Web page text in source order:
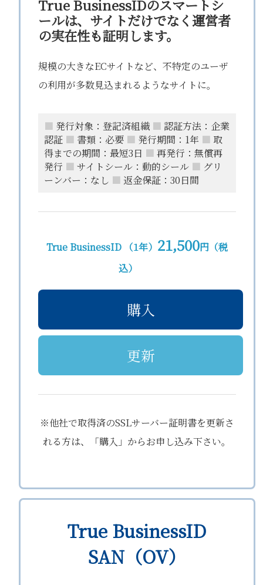
True BusinessIDのスマートシ
ールは、サイトだけでなく運営者
の実在性も証明します。
規模の大きなECサイトなど、不特定のユーザ
の利用が多数見込まれるようなサイトに。
■ 発行対象：登記済組織 ■ 認証方法：企業
認証 ■ 書類：必要 ■ 発行期間：1年 ■ 取
得までの期間：最短3日 ■ 再発行：無償再
発行 ■ サイトシール：動的シール ■ グリ
ーンバー：なし ■ 返金保証：30日間
True BusinessID （1年） 21,500円（税
込）
購入
更新
※他社で取得済のSSLサーバー証明書を更新さ
れる方は、「購入」からお申し込み下さい。
True BusinessID
SAN（OV）